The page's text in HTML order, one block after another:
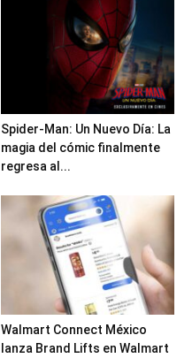
Spider-Man: Un Nuevo Día: La
magia del cómic finalmente
regresa al...
Walmart Connect México
lanza Brand Lifts en Walmart